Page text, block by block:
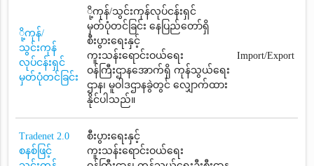
ို့ကုန်/
သွင်းကုန်
လုပ်ငန်းရှင်
မှတ်ပုံတင်ခြင်း
ို့ကုန်/သွင်းကုန်လုပ်ငန်းရှင်
မှတ်ပုံတင်ခြင်း နေပြည်တော်ရှိ
စီးပွားရေးနှင့်
ကူးသန်းရောင်းဝယ်ရေး
ဝန်ကြီးဌာနအောက်ရှိ ကုန်သွယ်ရေး
ဌာန၊ မူဝါဒဌာနခွဲတွင် လျှောက်ထား
နိုင်ပါသည်။
Import/Export
Tradenet 2.0
စနစ်ဖြင့်
စီးပွားရေးနှင့်
ကူးသန်းရောင်းဝယ်ရေး